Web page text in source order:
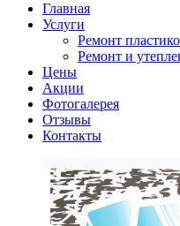
Главная
Услуги
Ремонт
Ремонт и
Цены
Акции
Фотогалерея
Отзывы
Контакты